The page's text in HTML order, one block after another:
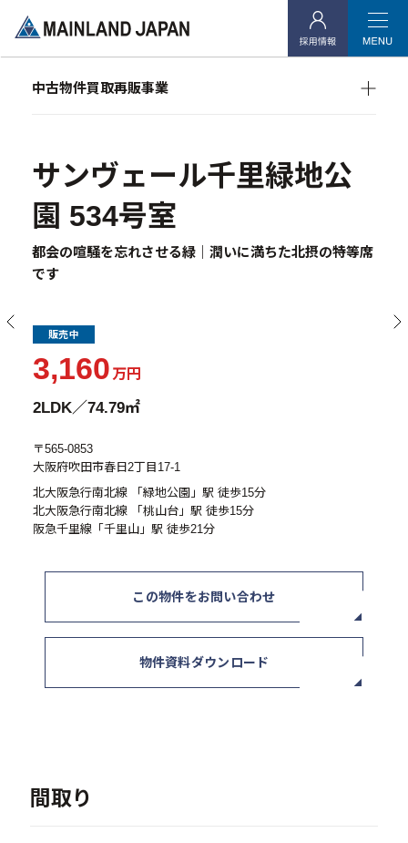
- 会社概要
- 社会貢献活動
- マンション経営をお考えの方へ
- メインランドグループの強み
- オーナーズデータ
- 物件一覧
中古物件買取再販事業
- リノベーション物件一覧
- リノベーション物件お問い合わせ
中古物件買取再販事業
サンヴェール千里緑地公
園 534号室
都会の喧騒を忘れさせる緑｜潤いに満ちた北摂の特等席
です
販売中
3,160 万円
2LDK／74.79㎡
〒565-0853
大阪府吹田市春日2丁目17-1
北大阪急行南北線 「緑地公園」駅 徒歩15分
北大阪急行南北線 「桃山台」駅 徒歩15分
阪急千里線「千里山」駅 徒歩21分
この物件をお問い合わせ
物件資料ダウンロード
間取り